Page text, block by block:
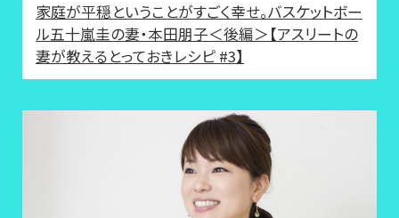
家庭が平穏ということがすごく幸せ。バスケットボー
ル五十嵐圭の妻・本田朋子＜後編＞【アスリートの
妻が教えるとっておきレシピ #3】